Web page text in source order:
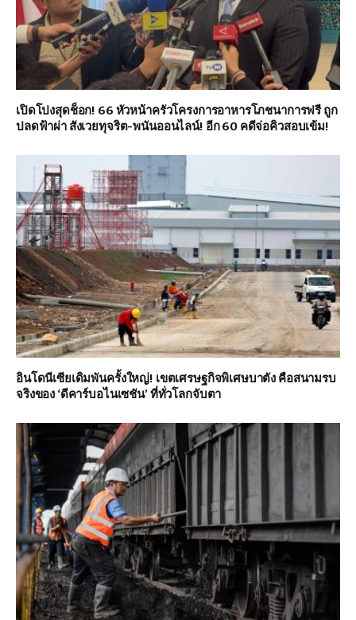
เปิดโปงสุดช็อก! 66 หัวหน้าครัวโครงการอาหารโภชนาการฟรี ถูก
ปลดฟ้าผ่า สังเวยทุจริต-พนันออนไลน์! อีก 60 คดีจ่อคิวสอบเข้ม!
อินโดนีเซียเดิมพันครั้งใหญ่! เขตเศรษฐกิจพิเศษบาตัง คือสนามรบ
จริงของ ‘ดีคาร์บอไนเซชัน’ ที่ทั่วโลกจับตา